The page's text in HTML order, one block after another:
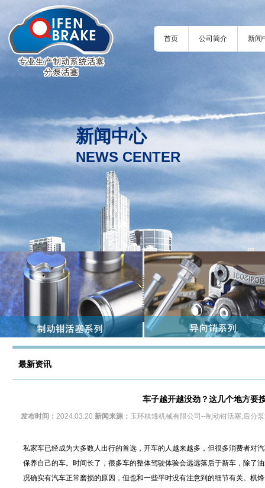
首页 公司简介 新闻
新闻中心
NEWS CENTER
最新资讯
车子越开越没劲？这几个地方要
发布时间： 2024.03.20 新闻来源： 玉环棋烽机械有限公司--制动钳活塞,后分
私家车已经成为大多数人出行的首选，开车的人越来越多，但很多消费者对
保养自己的车。时间长了，很多车的整体驾驶体验会远远落后于新车，除了
况确实有汽车正常磨损的原因，但也和一些平时没有注意到的细节有关。棋烽